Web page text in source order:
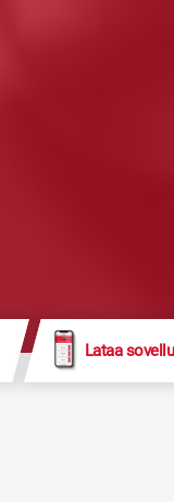
Lataa